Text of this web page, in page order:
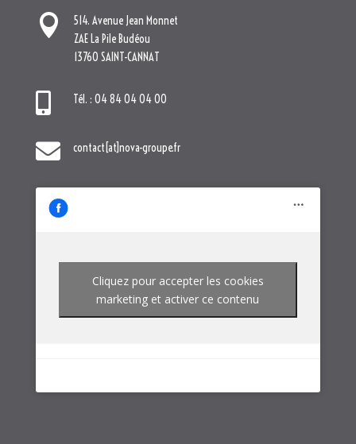

514. Avenue Jean Monnet
ZAE La Pile Budéou
13760 SAINT-CANNAT
 Tél. : 04 84 04 04 00
 contact[at]nova-groupe.fr
Cliquez pour accepter les cookies
marketing et activer ce contenu